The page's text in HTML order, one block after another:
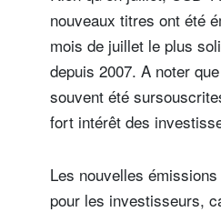
nouveaux titres ont été
mois de juillet le plus
depuis 2007. A noter
souvent été
fort intérêt des
Les nouvelles
pour les investisseurs,